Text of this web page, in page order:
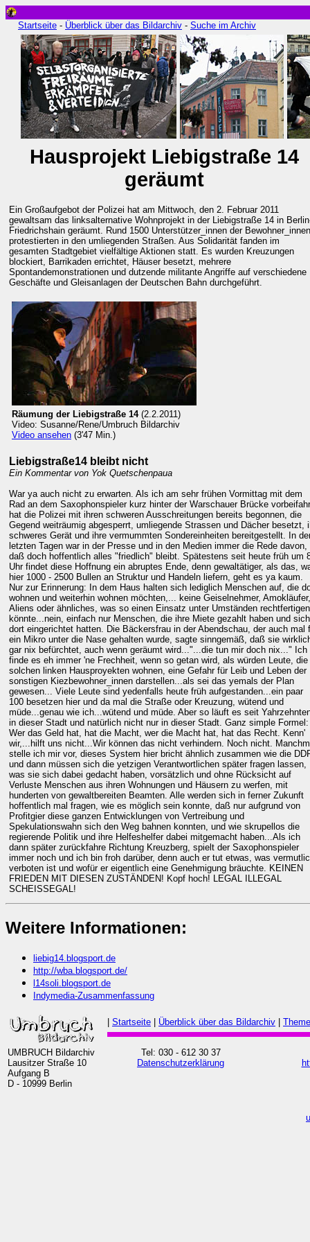
Startseite - Überblick über das Bildarchiv - Suche im Archiv
Hausprojekt Liebigstraße 14
geräumt
Ein Großaufgebot der Polizei hat am Mittwoch, den 2. Februar 2011
gewaltsam das linksalternative Wohnprojekt in der Liebigstraße 14 in
Friedrichshain geräumt. Rund 1500 Unterstützer_innen der Bewohner_innen
protestierten in den umliegenden Straßen. Aus Solidarität fanden im
gesamten Stadtgebiet vielfältige Aktionen statt. Es wurden Kreuzungen
blockiert, Barrikaden errichtet, Häuser besetzt, mehrere
Spontandemonstrationen und dutzende militante Angriffe auf verschiedene
Geschäfte und Gleisanlagen der Deutschen Bahn durchgeführt.
Räumung der Liebigstraße 14(2.2.2011)
Video: Susanne/Rene/Umbruch Bildarchiv
Video ansehen (3'47 Min.)
Liebigstraße14 bleibt nicht
Ein Kommentar von Yok Quetschenpaua
War ya auch nicht zu erwarten. Als ich am sehr frühen Vormittag mit dem
Rad an dem Saxophonspieler kurz hinter der Warschauer Brücke
hat die Polizei mit ihren schweren Ausschreitungen bereits begonnen, die
Gegend weiträumig abgesperrt, umliegende Strassen und Dächer besetzt,
schweres Gerät und ihre vermummten Sondereinheiten bereitgestellt. In
letzten Tagen war in der Presse und in den Medien immer die Rede davon,
daß doch hoffentlich alles "friedlich" bleibt. Spätestens seit heute früh um
Uhr findet diese Hoffnung ein abruptes Ende, denn gewaltätiger, als das,
hier 1000 - 2500 Bullen an Struktur und Handeln liefern, geht es ya kaum.
Nur zur Erinnerung: In dem Haus halten sich lediglich Menschen auf, die
wohnen und weiterhin wohnen möchten,... keine Geiselnehmer, Amokläufer,
Aliens oder ähnliches, was so einen Einsatz unter Umständen rechtfertigen
könnte...nein, einfach nur Menschen, die ihre Miete gezahlt haben und sich
dort eingerichtet hatten. Die Bäckersfrau in der Abendschau, der auch mal
ein Mikro unter die Nase gehalten wurde, sagte sinngemäß, daß sie
gar nix befürchtet, auch wenn geräumt wird..."...die tun mir doch nix..." Ich
finde es eh immer 'ne Frechheit, wenn so getan wird, als würden Leute, die
solchen linken Hausproyekten wohnen, eine Gefahr für Leib und Leben der
sonstigen Kiezbewohner_innen darstellen...als sei das yemals der Plan
gewesen... Viele Leute sind yedenfalls heute früh aufgestanden...ein paar
100 besetzen hier und da mal die Straße oder Kreuzung, wütend und
müde...genau wie ich...wütend und müde. Aber so läuft es seit
in dieser Stadt und natürlich nicht nur in dieser Stadt. Ganz simple Formel:
Wer das Geld hat, hat die Macht, wer die Macht hat, hat das Recht. Kenn'
wir,...hilft uns nicht...Wir können das nicht verhindern. Noch nicht.
stelle ich mir vor, dieses System hier bricht ähnlich zusammen wie die
und dann müssen sich die yetzigen Verantwortlichen später fragen lassen,
was sie sich dabei gedacht haben, vorsätzlich und ohne Rücksicht auf
Verluste Menschen aus ihren Wohnungen und Häusern zu werfen, mit
hunderten von gewaltbereiten Beamten. Alle werden sich in ferner Zukunft
hoffentlich mal fragen, wie es möglich sein konnte, daß nur aufgrund von
Profitgier diese ganzen Entwicklungen von Vertreibung und
Spekulationswahn sich den Weg bahnen konnten, und wie skrupellos die
regierende Politik und ihre Helfeshelfer dabei mitgemacht haben...Als ich
dann später zurückfahre Richtung Kreuzberg, spielt der Saxophonspieler
immer noch und ich bin froh darüber, denn auch er tut etwas, was
verboten ist und wofür er eigentlich eine Genehmigung bräuchte. KEINEN
FRIEDEN MIT DIESEN ZUSTÄNDEN! Kopf hoch! LEGAL ILLEGAL
SCHEISSEGAL!
Weitere Informationen:
liebig14.blogsport.de
http://wba.blogsport.de/
l14soli.blogsport.de
Indymedia-Zusammenfassung
Startseite Überblick über das Bildarchiv
UMBRUCH Bildarchiv
Lausitzer Straße 10
Aufgang B
D - 10999 Berlin
Tel: 030 - 612 30 37
Datenschutzerklärung